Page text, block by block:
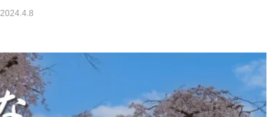
2024.4.8